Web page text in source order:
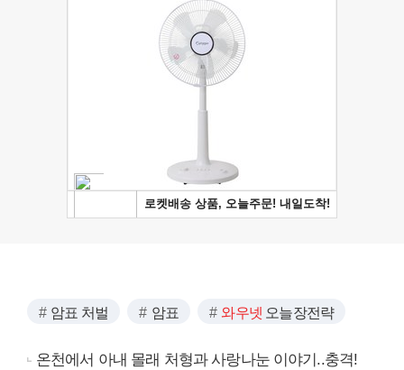
암표 처벌 암표 와우넷 오늘장전략
온천에서 아내 몰래 처형과 사랑나눈 이야기..충격!